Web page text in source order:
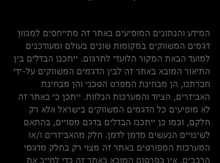
המידע והנתונים המופיעים באתר זה מתייחסים למגוון
דגמים המשווקים במקומות שונים בעולם ומעודכנים
למועד הבאת המקור הלועדי לתרגום. ייתכנו הבדלים בין
התיאור המובא באתר זה לבין הדגמים המשווקים על-ידי
חברתנו, הן מבחינת המפרט הטכני והן מבחינת
האביזרים, הציוד והמערכות הנלוות. ייתכן כי באתר זה
לא מופיעים כל הדגמים המשווקים בישראל אלא רק
חלקם, וכמו כן ייתכנו הבדלים בדגם מסויים, בהתאם
לשינויים הנעשים מדמן לדמן. חלק מהאביזרים ו/או
המערכות המפורטים באתר זה מצוי רק בחלק מדגמי